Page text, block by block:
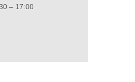
– 17:00